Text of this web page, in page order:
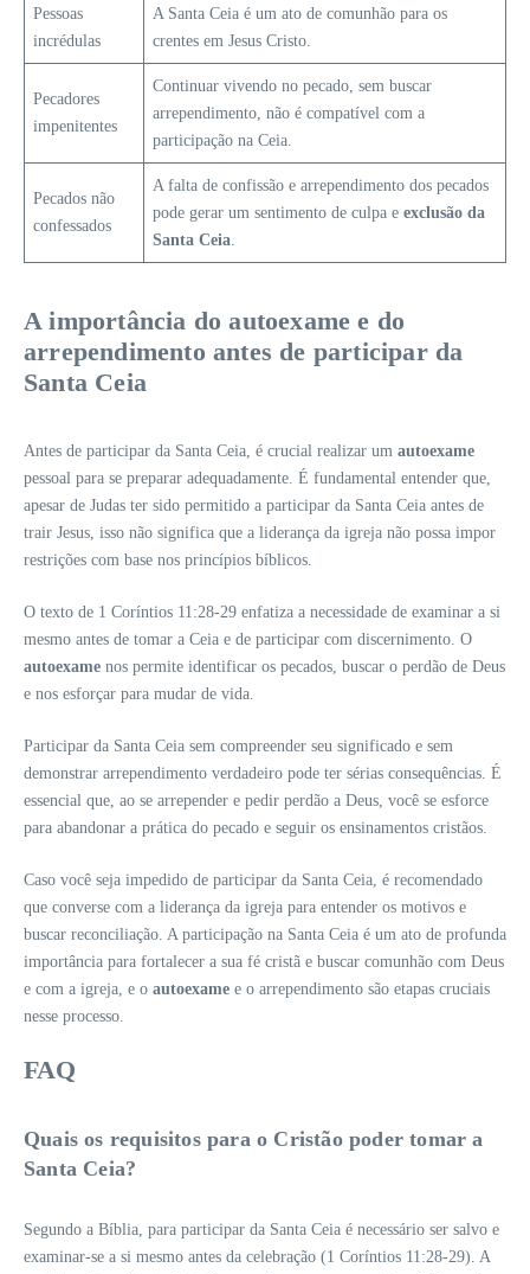
Pessoas
incrédulas
A Santa Ceia é um ato de comunhão para os
crentes em Jesus Cristo.
Pecadores
impenitentes
Continuar vivendo no pecado, sem buscar
arrependimento, não é compatível com a
participação na Ceia.
Pecados não
confessados
A falta de confissão e arrependimento dos pecados
pode gerar um sentimento de culpa e exclusão da
Santa Ceia.
A importância do autoexame e do
arrependimento antes de participar da
Santa Ceia
Antes de participar da Santa Ceia, é crucial realizar um autoexame
pessoal para se preparar adequadamente. É fundamental entender que,
apesar de Judas ter sido permitido a participar da Santa Ceia antes de
trair Jesus, isso não significa que a liderança da igreja não possa impor
restrições com base nos princípios bíblicos.
O texto de 1 Coríntios 11:28-29 enfatiza a necessidade de examinar a si
mesmo antes de tomar a Ceia e de participar com discernimento. O
autoexame nos permite identificar os pecados, buscar o perdão de Deus
e nos esforçar para mudar de vida.
Participar da Santa Ceia sem compreender seu significado e sem
demonstrar arrependimento verdadeiro pode ter sérias consequências. É
essencial que, ao se arrepender e pedir perdão a Deus, você se esforce
para abandonar a prática do pecado e seguir os ensinamentos cristãos.
Caso você seja impedido de participar da Santa Ceia, é recomendado
que converse com a liderança da igreja para entender os motivos e
buscar reconciliação. A participação na Santa Ceia é um ato de profunda
importância para fortalecer a sua fé cristã e buscar comunhão com Deus
e com a igreja, e o autoexame e o arrependimento são etapas cruciais
nesse processo.
FAQ
Quais os requisitos para o Cristão poder tomar a
Santa Ceia?
Segundo a Bíblia, para participar da Santa Ceia é necessário ser salvo e
examinar-se a si mesmo antes da celebração (1 Coríntios 11:28-29). A